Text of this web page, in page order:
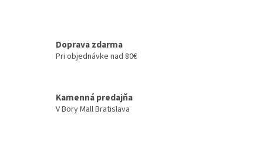
Doprava zdarma
Pri objednávke nad 80€
Kamenná predajňa
V Bory Mall Bratislava